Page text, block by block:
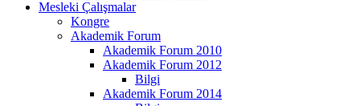
Mesleki Çalışmalar
Kongre
Akademik Forum
Akademik Forum 2010
Akademik Forum 2012
Bilgi
Akademik Forum 2014